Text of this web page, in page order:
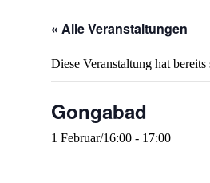
« Alle Veranstaltungen
Diese Veranstaltung hat bereits
Gongabad
1 Februar/16:00 - 17:00